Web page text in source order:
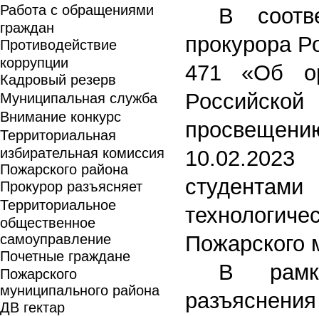
Работа с обращениями
граждан
Противодействие
коррупции
Кадровый резерв
Муниципальная служба
Внимание конкурс
Территориальная
избирательная комиссия
Пожарского района
Прокурор разъясняет
Территориальное
общественное
самоуправление
Почетные граждане
Пожарского
муниципального района
ДВ гектар
В
прокурора
471 «Об
Пожарского
В